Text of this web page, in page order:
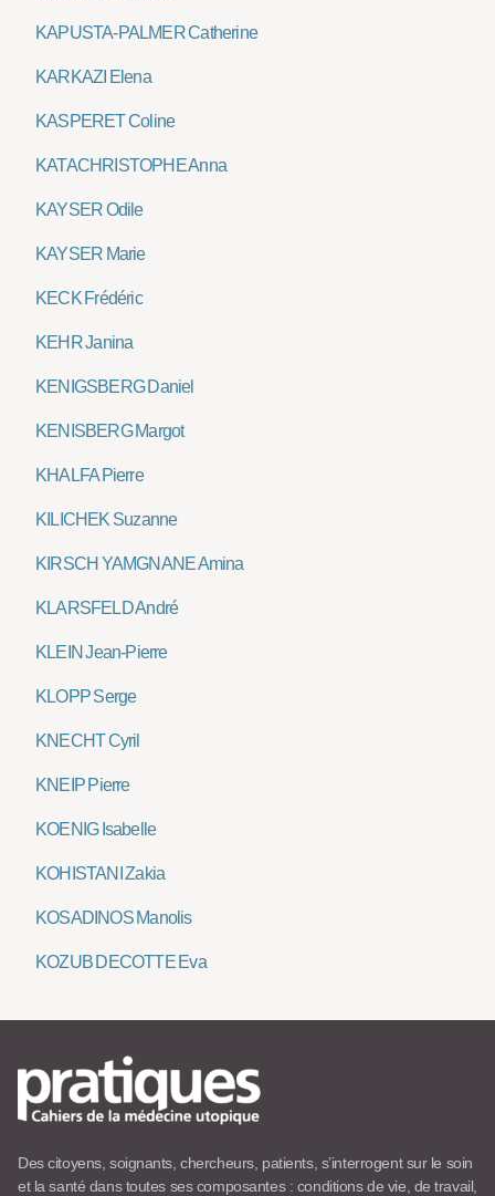
KAPUSTA-PALMER Catherine
KARKAZI Elena
KASPERET Coline
KATACHRISTOPHE Anna
KAYSER Odile
KAYSER Marie
KECK Frédéric
KEHR Janina
KENIGSBERG Daniel
KENISBERG Margot
KHALFA Pierre
KILICHEK Suzanne
KIRSCH YAMGNANE Amina
KLARSFELD André
KLEIN Jean-Pierre
KLOPP Serge
KNECHT Cyril
KNEIP Pierre
KOENIG Isabelle
KOHISTANI Zakia
KOSADINOS Manolis
KOZUB DECOTTE Eva
Des citoyens, soignants, chercheurs, patients, s’interrogent sur le soin
et la santé dans toutes ses composantes : conditions de vie, de travail,